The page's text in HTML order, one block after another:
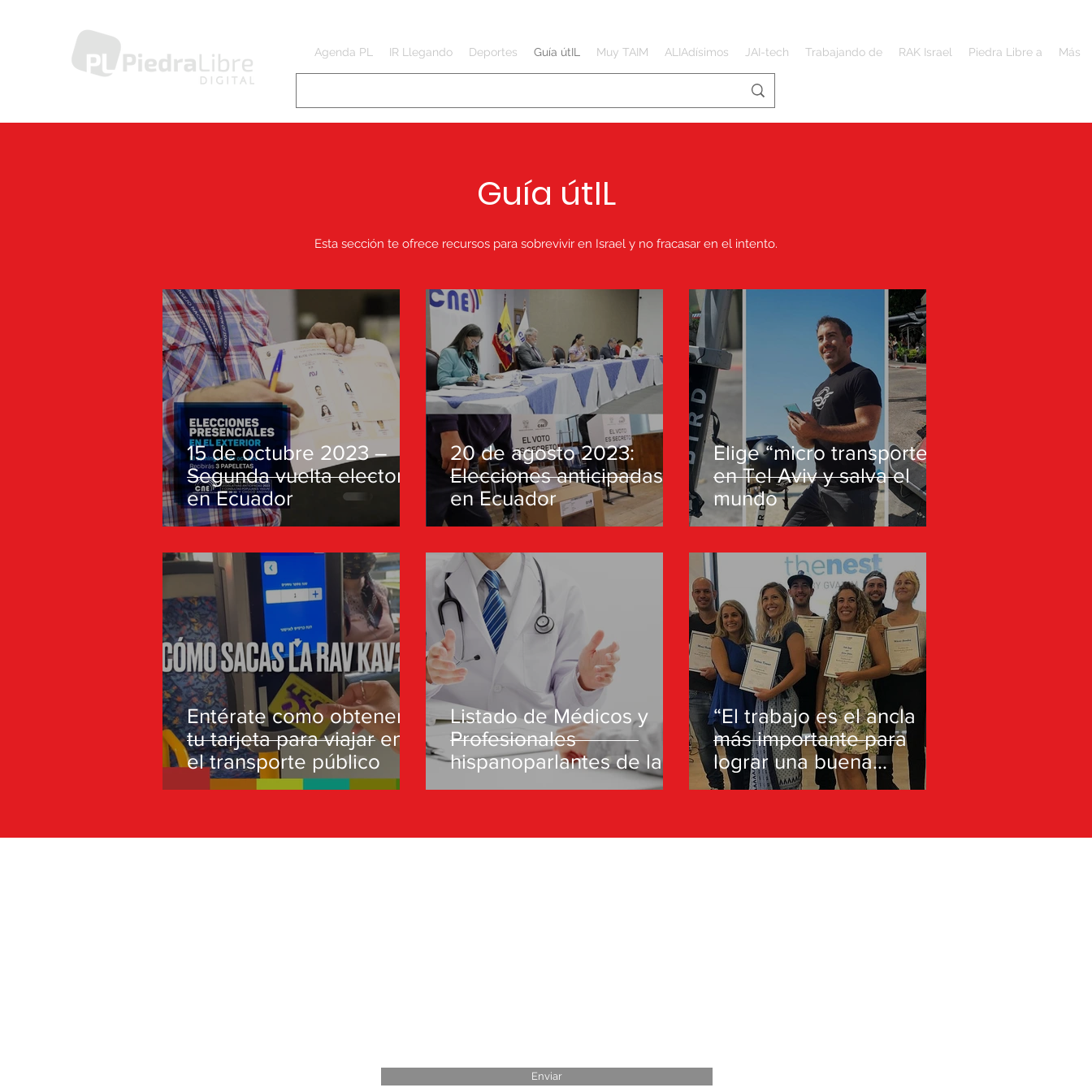
Agenda PL IR Llegando Deportes Guía útIL Muy TAIM ALIAdísimos JAI-tech Trabajando de RAK Israel Piedra Libre a Más
Guía útIL
Esta sección te ofrece recursos para sobrevivir en Israel y no fracasar en el intento.
15 de octubre 2023 –
Segunda vuelta electoral
en Ecuador
20 de agosto 2023:
Elecciones anticipadas
en Ecuador
Elige “micro transportes”
en Tel Aviv y salva el
mundo
Entérate como obtener
tu tarjeta para viajar en
el transporte público
Listado de Médicos y
Profesionales
hispanoparlantes de la
Salud en Israel
“El trabajo es el ancla
más importante para
lograr una buena
adaptación de los olim
Enviar